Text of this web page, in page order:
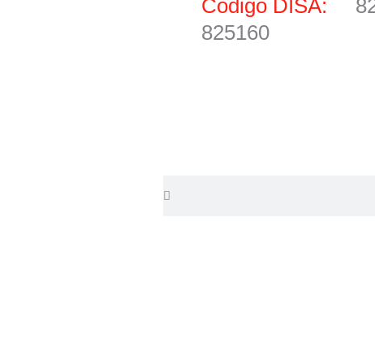
Código DISA:
825160